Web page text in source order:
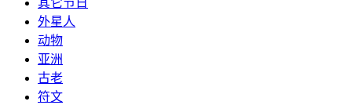
其它节日
外星人
动物
亚洲
古老
符文